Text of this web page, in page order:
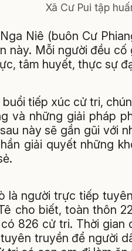
Xã Cư Pui tập
Niê (buôn Cư
này. Mỗi người đều
tâm huyết, thực sự
buổi tiếp xúc cử tri,
và những giải pháp
này sẽ gần gũi với
giải quyết những
là người trực tiếp
cho biết, toàn thôn
826 cử tri. Thời gian
truyền để người